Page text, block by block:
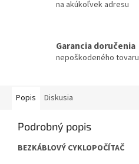
na akúkoľvek adresu
Garancia doručenia
nepoškodeného tovaru
Popis Diskusia
Podrobný popis
BEZKÁBLOVÝ CYKLOPOČÍTAČ